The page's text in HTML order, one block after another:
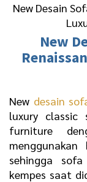
New Desain
New
New desain
luxury classic
furniture
sehingga
kempes saat